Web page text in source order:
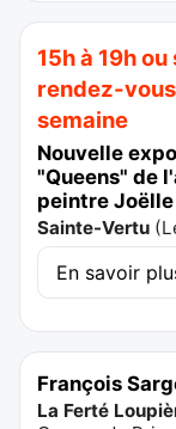
15h à 19h ou
rendez-
semaine
Nouvelle
"Queens" de
peintre Joëlle
Sainte-Vertu (
En savoir
François
La Ferté